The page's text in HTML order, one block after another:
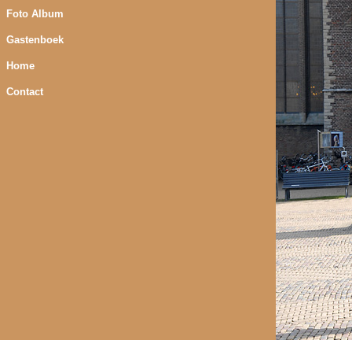
Foto Album
Gastenboek
Home
Contact